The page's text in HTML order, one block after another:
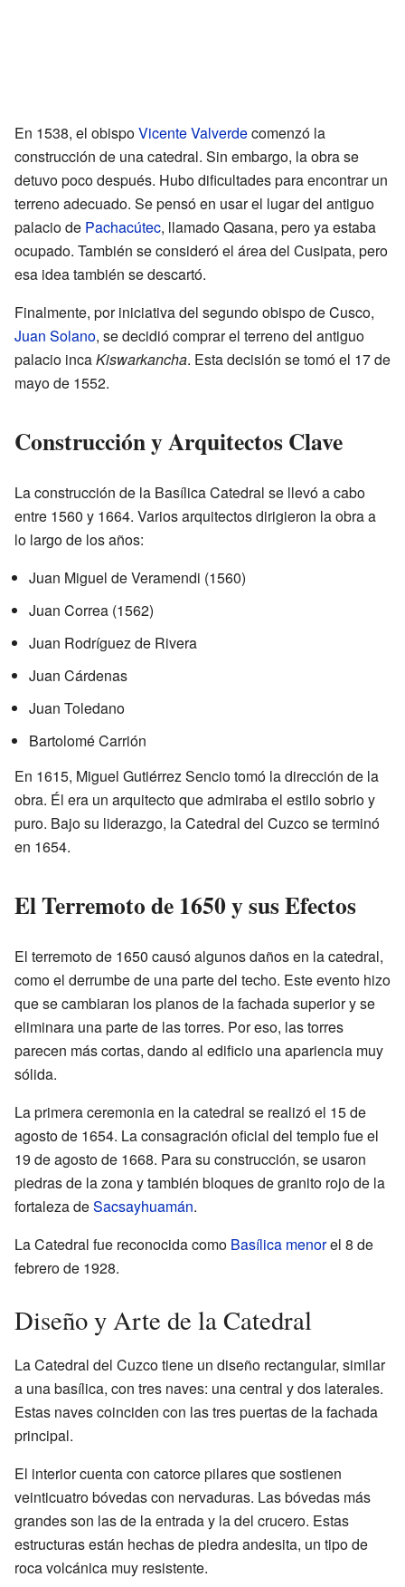
En 1538, el obispoVicente Valverdecomenzó la
construcción de una catedral. Sin embargo, la obra se
detuvo poco después. Hubo dificultades para encontrar un
terreno adecuado. Se pensó en usar el lugar del antiguo
palacio de Pachacútec, llamado Qasana, pero ya estaba
ocupado. También se consideró el área del Cusipata, pero
esa idea también se descartó.
Finalmente, por iniciativa del segundo obispo de Cusco,
Juan Solano, se decidió comprar el terreno del antiguo
palacio incaKiswarkancha. Esta decisión se tomó el 17 de
mayo de 1552.
Construcción y Arquitectos Clave
La construcción de la Basílica Catedral se llevó a cabo
entre 1560 y 1664. Varios arquitectos dirigieron la obra a
lo largo de los años:
Juan Miguel de Veramendi (1560)
Juan Correa (1562)
Juan Rodríguez de Rivera
Juan Cárdenas
Juan Toledano
Bartolomé Carrión
En 1615, Miguel Gutiérrez Sencio tomó la dirección de la
obra. Él era un arquitecto que admiraba el estilo sobrio y
puro. Bajo su liderazgo, la Catedral del Cuzco se terminó
en 1654.
El Terremoto de 1650 y sus Efectos
El terremoto de 1650 causó algunos daños en la catedral,
como el derrumbe de una parte del techo. Este evento hizo
que se cambiaran los planos de la fachada superior y se
eliminara una parte de las torres. Por eso, las torres
parecen más cortas, dando al edificio una apariencia muy
sólida.
La primera ceremonia en la catedral se realizó el 15 de
agosto de 1654. La consagración oficial del templo fue el
19 de agosto de 1668. Para su construcción, se usaron
piedras de la zona y también bloques de granito rojo de la
fortaleza deSacsayhuamán.
La Catedral fue reconocida como Basílica menorel 8 de
febrero de 1928.
Diseño y Arte de la Catedral
La Catedral del Cuzco tiene un diseño rectangular, similar
a una basílica, con tres naves: una central y dos laterales.
Estas naves coinciden con las tres puertas de la fachada
principal.
El interior cuenta con catorce pilares que sostienen
veinticuatro bóvedas con nervaduras. Las bóvedas más
grandes son las de la entrada y la del crucero. Estas
estructuras están hechas de piedra andesita, un tipo de
roca volcánica muy resistente.